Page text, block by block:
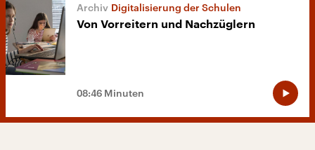
Digitalisierung der Schulen
Von Vorreitern und Nachzüglern
08:46 Minuten